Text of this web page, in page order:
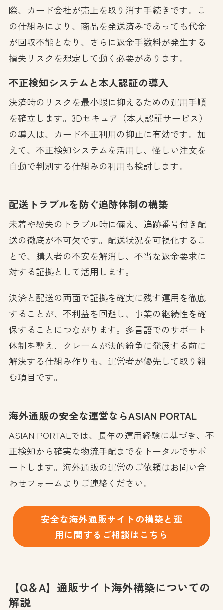
際、カード会社が売上を取り消す手続きです。こ
の仕組みにより、商品を発送済みであっても代金
が回収不能となり、さらに返金手数料が発生する
損失リスクを想定して動く必要があります。
不正検知システムと本人認証の導入
決済時のリスクを最小限に抑えるための運用手順
を確立します。3Dセキュア（本人認証サービス）
の導入は、カード不正利用の抑止に有効です。加
えて、不正検知システムを活用し、怪しい注文を
自動で判別する仕組みの利用も検討します。
配送トラブルを防ぐ追跡体制の構築
未着や紛失のトラブル時に備え、追跡番号付き配
送の徹底が不可欠です。配送状況を可視化するこ
とで、購入者の不安を解消し、不当な返金要求に
対する証拠として活用します。
決済と配送の両面で証拠を確実に残す運用を徹底
することが、不利益を回避し、事業の継続性を確
保することにつながります。多言語でのサポート
体制を整え、クレームが法的紛争に発展する前に
解決する仕組み作りも、運営者が優先して取り組
む項目です。
海外通販の安全な運営ならASIAN PORTAL
ASIAN PORTALでは、長年の運用経験に基づき、不
正検知から確実な物流手配までをトータルでサポ
ートします。海外通販の運営のご依頼はお問い合
わせフォームよりご連絡ください。
安全な海外通販サイトの構築と運
用に関するご相談はこちら
【Q＆A】通販サイト海外構築についての
解説